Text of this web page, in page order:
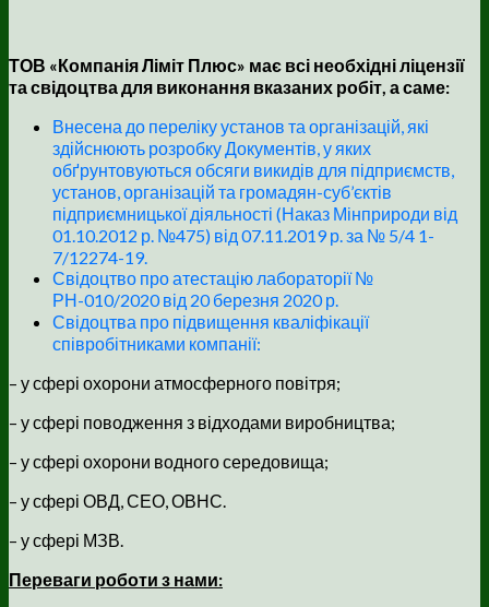
ТОВ «Компанія Ліміт Плюс» має всі необхідні ліцензії
та свідоцтва для виконання вказаних робіт, а саме:
Внесена до переліку установ та організацій, які
здійснюють розробку Документів, у яких
обґрунтовуються обсяги викидів для підприємств,
установ, організацій та громадян-суб’єктів
підприємницької діяльності (Наказ Мінприроди від
01.10.2012 р. №475) від 07.11.2019 р. за № 5/4 1-
7/12274-19.
Свідоцтво про атестацію лабораторії №
РН-010/2020 від 20 березня 2020 р.
Свідоцтва про підвищення кваліфікації
співробітниками компанії:
– у сфері охорони атмосферного повітря;
– у сфері поводження з відходами виробництва;
– у сфері охорони водного середовища;
– у сфері ОВД, СЕО, ОВНС.
– у сфері МЗВ.
Переваги роботи з нами: